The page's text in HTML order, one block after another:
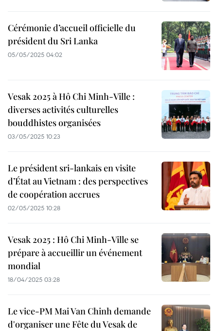
Cérémonie d’accueil officielle du
président du Sri Lanka
05/05/2025 04:02
Vesak 2025 à Hô Chi Minh-Ville :
diverses activités culturelles
bouddhistes organisées
03/05/2025 10:23
Le président sri-lankais en visite
d’État au Vietnam : des perspectives
de coopération accrues
02/05/2025 10:28
Vesak 2025 : Hô Chi Minh-Ville se
prépare à accueillir un événement
mondial
18/04/2025 03:28
Le vice-PM Mai Van Chinh demande
d'organiser une Fête du Vesak de